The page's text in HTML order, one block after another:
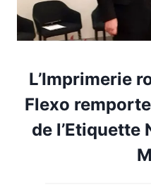
L’Imprimerie
Flexo
de l’Etiquette